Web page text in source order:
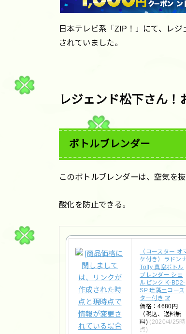
日本テレビ系「ZIP！」にて、レ
されていました。
レジェンド松下さん！
ボトルブレンダー
このボトルブレンダーは、空気を
酸化を防止できる。
（コースター オ
ケ付き）ラドン
Toffy 真空ボトル
ブレンダー シェ
ルピンク K-BD2-
SP 珪藻土コース
ター付き
価格：4680円
（税込、送料無
料) (2020/4/25時
点)